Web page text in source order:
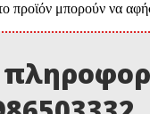
προϊόν μπορούν να